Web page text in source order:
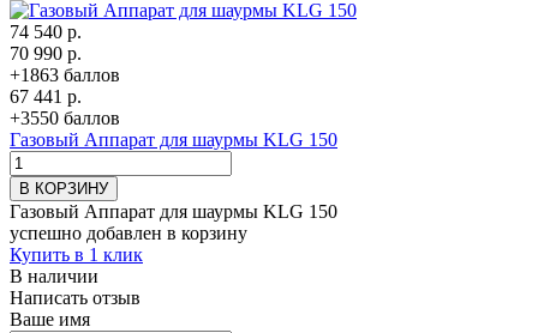
74 540 р.
70 990 р.
+1863 баллов
67 441 р.
+3550 баллов
Газовый Аппарат для шаурмы KLG 150
В КОРЗИНУ
Газовый Аппарат для шаурмы KLG 150
успешно добавлен в корзину
Купить в 1 клик
В наличии
Написать отзыв
Ваше имя